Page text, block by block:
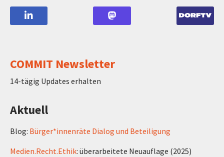
COMMIT Newsletter
14-tägig Updates erhalten
Aktuell
Blog: Bürger*innenräte Dialog und Beteiligung
Medien.Recht.Ethik: überarbeitete Neuauflage (2025)